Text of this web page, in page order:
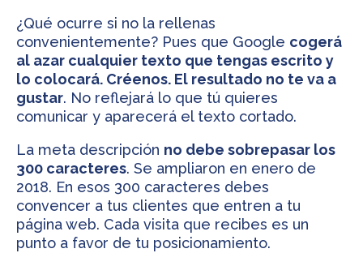
¿Qué ocurre si no la rellenas
convenientemente? Pues que Google cogerá
al azar cualquier texto que tengas escrito y
lo colocará. Créenos. El resultado no te va a
gustar. No reflejará lo que tú quieres
comunicar y aparecerá el texto cortado.
La meta descripción no debe sobrepasar los
300 caracteres. Se ampliaron en enero de
2018. En esos 300 caracteres debes
convencer a tus clientes que entren a tu
página web. Cada visita que recibes es un
punto a favor de tu posicionamiento.